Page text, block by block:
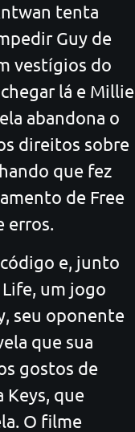
tenta
Guy de
vestígios do
lá e Millie
abandona o
direitos sobre
que fez
de Free
erros.
e, junto
Life, um jogo
seu oponente
que sua
gostos de
Keys, que
O filme